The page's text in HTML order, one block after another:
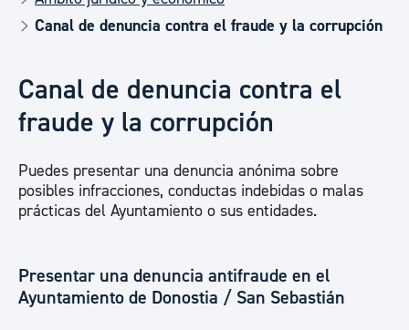
Canal de denuncia contra el fraude y la corrupción
Canal de denuncia contra el
fraude y la corrupción
Puedes presentar una denuncia anónima sobre
posibles infracciones, conductas indebidas o malas
prácticas del Ayuntamiento o sus entidades.
Presentar una denuncia antifraude en el
Ayuntamiento de Donostia / San Sebastián